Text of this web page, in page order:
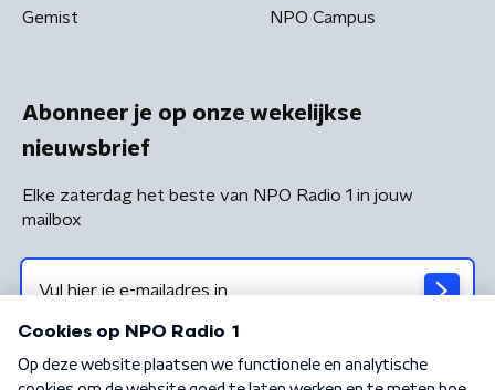
Gemist NPO Campus
Abonneer je op onze wekelijkse
nieuwsbrief
Elke zaterdag het beste van NPO Radio 1 in jouw
mailbox